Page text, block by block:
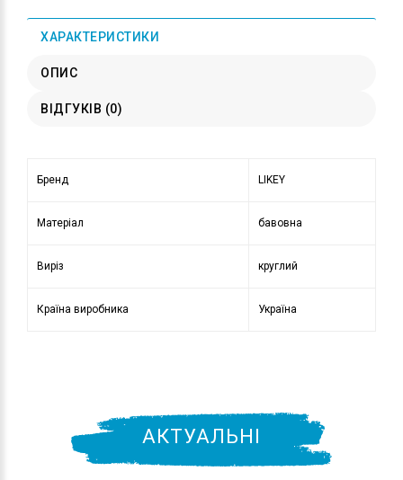
ХАРАКТЕРИСТИКИ
ОПИС
ВІДГУКІВ (0)
Бренд LIKEY
Матеріал бавовна
Виріз круглий
Країна виробника Україна
АКТУАЛЬНІ